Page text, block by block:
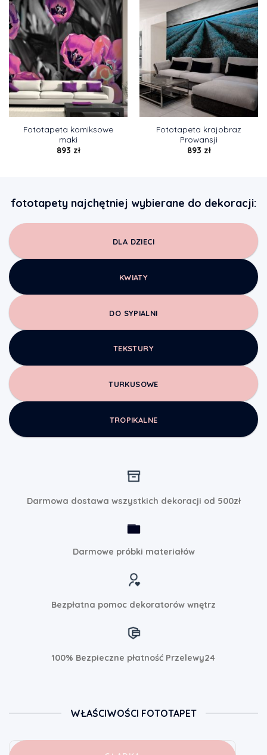
Fototapeta komiksowe
maki
893 zł
Fototapeta krajobraz
Prowansji
893 zł
fototapety najchętniej wybierane do dekoracji:
DLA DZIECI
KWIATY
DO SYPIALNI
TEKSTURY
TURKUSOWE
TROPIKALNE
Darmowa dostawa wszystkich dekoracji od 500zł
Darmowe próbki materiałów
Bezpłatna pomoc dekoratorów wnętrz
100% Bezpieczne płatność Przelewy24
WŁAŚCIWOŚCI FOTOTAPET